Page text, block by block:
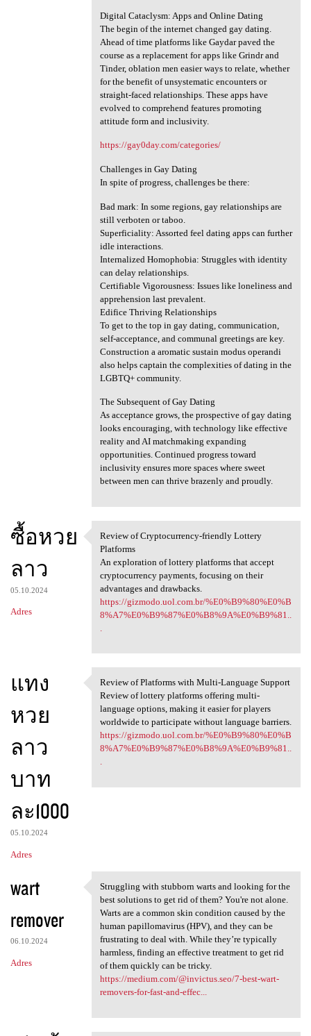
Digital Cataclysm: Apps and Online Dating
The begin of the internet changed gay dating.
Ahead of time platforms like Gaydar paved the
course as a replacement for apps like Grindr and
Tinder, oblation men easier ways to relate, whether
for the benefit of unsystematic encounters or
straight-faced relationships. These apps have
evolved to comprehend features promoting
attitude form and inclusivity.
https://gay0day.com/categories/
Challenges in Gay Dating
In spite of progress, challenges be there:
Bad mark: In some regions, gay relationships are
still verboten or taboo.
Superficiality: Assorted feel dating apps can further
idle interactions.
Internalized Homophobia: Struggles with identity
can delay relationships.
Certifiable Vigorousness: Issues like loneliness and
apprehension last prevalent.
Edifice Thriving Relationships
To get to the top in gay dating, communication,
self-acceptance, and communal greetings are key.
Construction a aromatic sustain modus operandi
also helps captain the complexities of dating in the
LGBTQ+ community.
The Subsequent of Gay Dating
As acceptance grows, the prospective of gay dating
looks encouraging, with technology like effective
reality and AI matchmaking expanding
opportunities. Continued progress toward
inclusivity ensures more spaces where sweet
between men can thrive brazenly and proudly.
ซื้อหวย
ลาว
05.10.2024
Adres
Review of Cryptocurrency
Review of Cryptocurrency-friendly Lottery
Platforms
An exploration of lottery platforms that accept
cryptocurrency payments, focusing on their
advantages and drawbacks.
https://gizmodo.uol.com.br/%E0%B9%80%E0%B
8%A7%E0%B9%87%E0%B8%9A%E0%B9%81..
แทง
หวย
ลาว
บาท
ละ1000
05.10.2024
Adres
Review of Platforms with
Review of Platforms with Multi-Language Support
Review of lottery platforms offering multi-
language options, making it easier for players
worldwide to participate without language barriers.
https://gizmodo.uol.com.br/%E0%B9%80%E0%B
8%A7%E0%B9%87%E0%B8%9A%E0%B9%81..
.
wart
remover
06.10.2024
Adres
Struggling with stubborn
Struggling with stubborn warts and looking for the
best solutions to get rid of them? You're not alone.
Warts are a common skin condition caused by the
human papillomavirus (HPV), and they can be
frustrating to deal with. While they’re typically
harmless, finding an effective treatment to get rid
of them quickly can be tricky.
https://medium.com/@invictus.seo/7-best-wart-
removers-for-fast-and-effec...